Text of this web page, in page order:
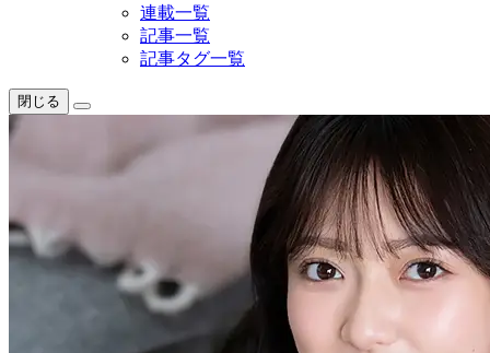
連載一覧
記事一覧
記事タグ一覧
閉じる